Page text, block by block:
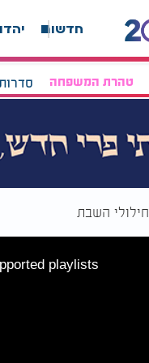
חדשות
טהרת המשפחה
חילולי השבת
playlists.